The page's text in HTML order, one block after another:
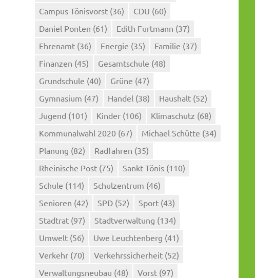
Campus Tönisvorst (36) CDU (60)
Daniel Ponten (61) Edith Furtmann (37)
Ehrenamt (36) Energie (35) Familie (37)
Finanzen (45) Gesamtschule (48)
Grundschule (40) Grüne (47)
Gymnasium (47) Handel (38) Haushalt (52)
Jugend (101) Kinder (106) Klimaschutz (68)
Kommunalwahl 2020 (67) Michael Schütte (34)
Planung (82) Radfahren (35)
Rheinische Post (75) Sankt Tönis (110)
Schule (114) Schulzentrum (46)
Senioren (42) SPD (52) Sport (43)
Stadtrat (97) Stadtverwaltung (134)
Umwelt (56) Uwe Leuchtenberg (41)
Verkehr (70) Verkehrssicherheit (52)
Verwaltungsneubau (48) Vorst (97)